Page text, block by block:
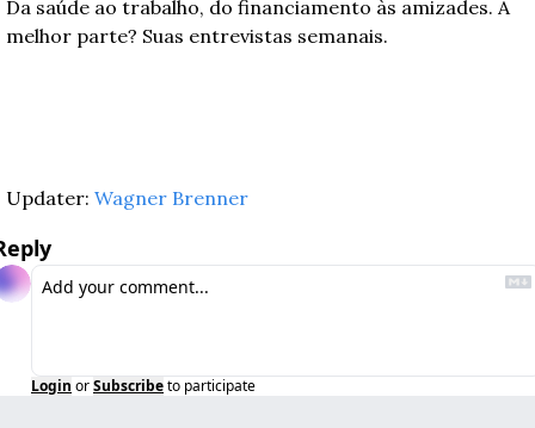
Da saúde ao trabalho, do financiamento às amizades. A
melhor parte? Suas entrevistas semanais.
Updater: Wagner Brenner
Login orSubscribeto participate